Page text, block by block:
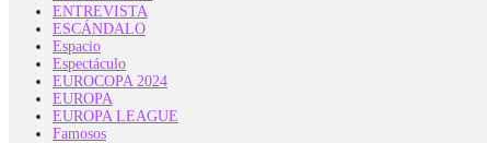
ENTREVISTA
ESCÁNDALO
Espacio
Espectáculo
EUROCOPA 2024
EUROPA
EUROPA LEAGUE
Famosos